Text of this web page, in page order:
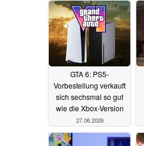
GTA 6: PS5-
Vorbestellung verkauft
sich sechsmal so gut
wie die Xbox-Version
27.06.2026